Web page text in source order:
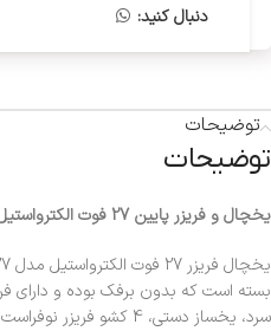
دنبال کنید:
توضیحات
توضیحات
یخچال و فریزر پایین 27 فوت الکترواستیل مدل ES27 سری STAR تیتانیومی
بسته است که بدون برفک بوده و دارای
سرد، یخساز دستی، 4 کشو فریزر نوفراست و عرض 65 می باشد.